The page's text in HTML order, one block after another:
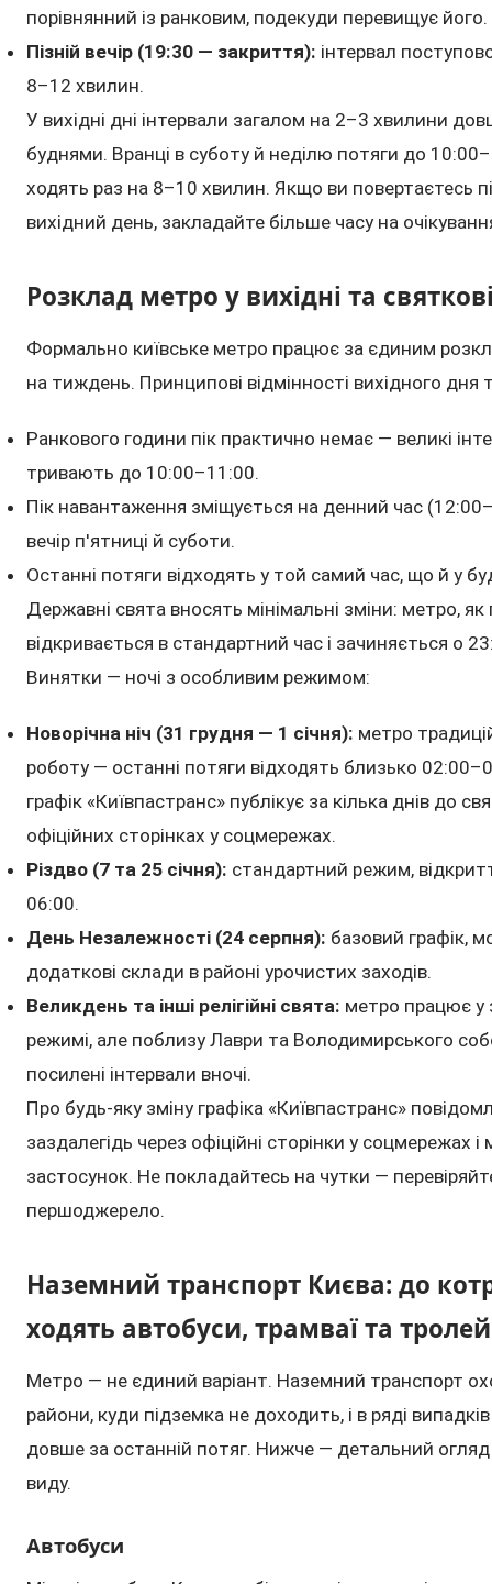
порівнянний із ранковим, подекуди перевищує його.
Пізній вечір (19:30 — закриття): інтервал
8–12 хвилин.
У вихідні дні інтервали загалом на 2–3 хвилини
буднями. Вранці в суботу й неділю потяги до
ходять раз на 8–10 хвилин. Якщо ви повертаєтесь
вихідний день, закладайте більше часу на
Розклад метро у вихідні та
Формально київське метро працює за єдиним
на тиждень. Принципові відмінності вихідного дня
Ранкового години пік практично немає — великі
тривають до 10:00–11:00.
Пік навантаження зміщується на денний час
вечір п'ятниці й суботи.
Останні потяги відходять у той самий час, що й у
Державні свята вносять мінімальні зміни: метро, як
відкривається в стандартний час і зачиняється о
Винятки — ночі з особливим режимом:
Новорічна ніч (31 грудня — 1 січня): метро
роботу — останні потяги відходять близько
графік «Київпастранс» публікує за кілька днів до
офіційних сторінках у соцмережах.
Різдво (7 та 25 січня): стандартний режим,
06:00.
День Незалежності (24 серпня): базовий графік,
додаткові склади в районі урочистих заходів.
Великдень та інші релігійні свята: метро працює у
режимі, але поблизу Лаври та Володимирського
посилені інтервали вночі.
Про будь-яку зміну графіка «Київпастранс»
заздалегідь через офіційні сторінки у соцмережах і
застосунок. Не покладайтесь на чутки —
першоджерело.
Наземний транспорт Києва: до
ходять автобуси, трамваї та
Метро — не єдиний варіант. Наземний транспорт
райони, куди підземка не доходить, і в ряді
довше за останній потяг. Нижче — детальний
виду.
Автобуси